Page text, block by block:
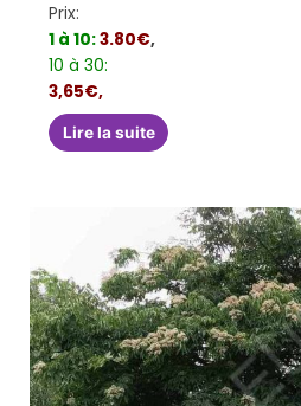
Prix:
1 à 10:3.80€,
10 à 30:
3,65€,
Lire la suite